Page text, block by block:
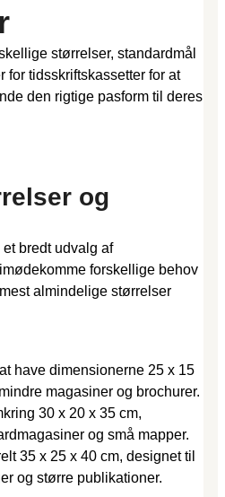
størrelser, standardmål
for tidsskriftskassetter for at
den rigtige pasform til deres
og
bredt udvalg af
forskellige behov
almindelige størrelser
have dimensionerne 25 x 15
magasiner og brochurer.
30 x 20 x 35 cm,
og små mapper.
35 x 25 x 40 cm, designet til
og større publikationer.